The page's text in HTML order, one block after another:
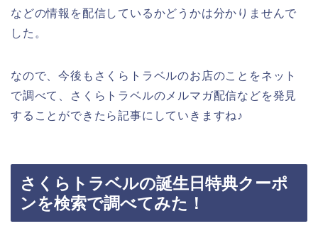
などの情報を配信しているかどうかは分かりませんで
した。
なので、今後もさくらトラベルのお店のことをネット
で調べて、さくらトラベルのメルマガ配信などを発見
することができたら記事にしていきますね♪
さくらトラベルの誕生日特典クーポ
ンを検索で調べてみた！